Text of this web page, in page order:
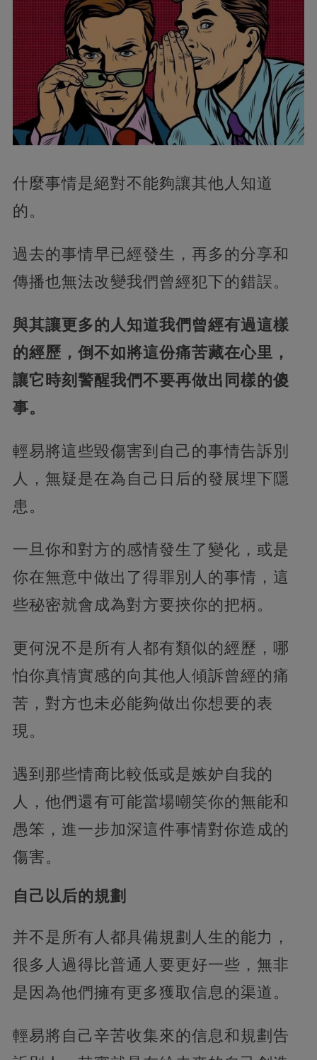
什麼事情是絕對不能夠讓其他人知道
的。
過去的事情早已經發生，再多的分享和
傳播也無法改變我們曾經犯下的錯誤。
與其讓更多的人知道我們曾經有過這樣
的經歷，倒不如將這份痛苦藏在心里，
讓它時刻警醒我們不要再做出同樣的傻
事。
輕易將這些毀傷害到自己的事情告訴別
人，無疑是在為自己日后的發展埋下隱
患。
一旦你和對方的感情發生了變化，或是
你在無意中做出了得罪別人的事情，這
些秘密就會成為對方要挾你的把柄。
更何況不是所有人都有類似的經歷，哪
怕你真情實感的向其他人傾訴曾經的痛
苦，對方也未必能夠做出你想要的表
現。
遇到那些情商比較低或是嫉妒自我的
人，他們還有可能當場嘲笑你的無能和
愚笨，進一步加深這件事情對你造成的
傷害。
自己以后的規劃
并不是所有人都具備規劃人生的能力，
很多人過得比普通人要更好一些，無非
是因為他們擁有更多獲取信息的渠道。
輕易將自己辛苦收集來的信息和規劃告